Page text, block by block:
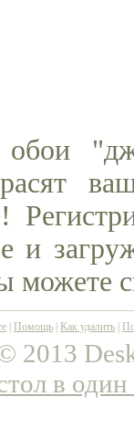
обои
и
можете
Помощь Как удалить
2013
в